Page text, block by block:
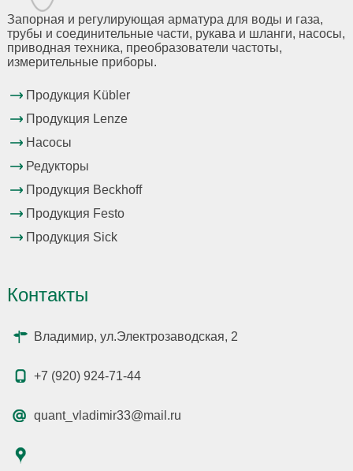
Запорная и регулирующая арматура для воды и газа,
трубы и соединительные части, рукава и шланги, насосы,
приводная техника, преобразователи частоты,
измерительные приборы.
Продукция Kübler
Продукция Lenze
Насосы
Редукторы
Продукция Beckhoff
Продукция Festo
Продукция Sick
Контакты
Владимир, ул.Электрозаводская, 2
+7 (920) 924-71-44
quant_vladimir33@mail.ru